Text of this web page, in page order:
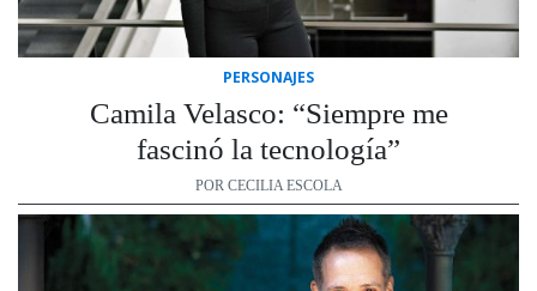
PERSONAJES
Camila Velasco: “Siempre me
fascinó la tecnología”
POR CECILIA ESCOLA